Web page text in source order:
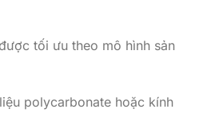
tối ưu theo mô hình sản
polycarbonate hoặc kính